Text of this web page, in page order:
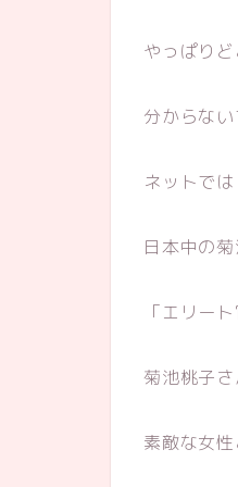
やっぱり
分からない
ネットでは
日本中の
「エリー
菊池桃子
素敵な女